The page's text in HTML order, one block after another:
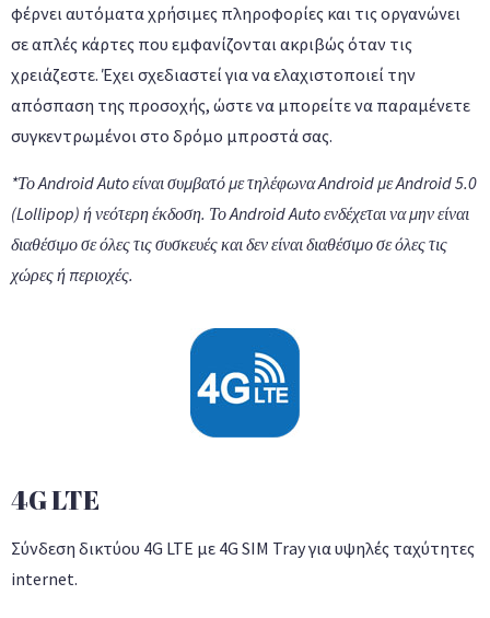
φέρνει αυτόματα χρήσιμες πληροφορίες και τις οργανώνει
σε απλές κάρτες που εμφανίζονται ακριβώς όταν τις
χρειάζεστε. Έχει σχεδιαστεί για να ελαχιστοποιεί την
απόσπαση της προσοχής, ώστε να μπορείτε να παραμένετε
συγκεντρωμένοι στο δρόμο μπροστά σας.
*Το Android Auto είναι συμβατό με τηλέφωνα Android με Android 5.0
(Lollipop) ή νεότερη έκδοση. Το Android Auto ενδέχεται να μην είναι
διαθέσιμο σε όλες τις συσκευές και δεν είναι διαθέσιμο σε όλες τις
χώρες ή περιοχές.
4G LTE
Σύνδεση δικτύου 4G LTE με 4G SIM Tray για υψηλές ταχύτητες
internet.